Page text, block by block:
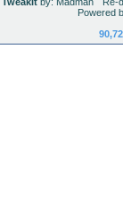
Powered